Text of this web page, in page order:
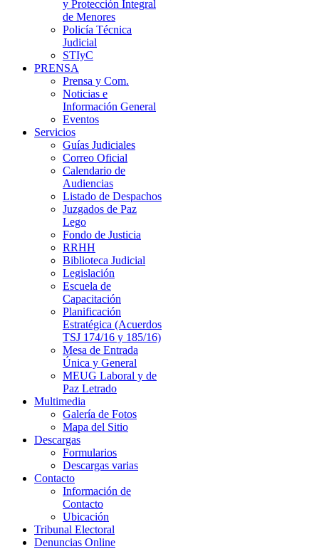
y Protección Integral
de Menores
Policía Técnica
Judicial
STIyC
PRENSA
Prensa y Com.
Noticias e
Información General
Eventos
Servicios
Guías Judiciales
Correo Oficial
Calendario de
Audiencias
Listado de Despachos
Juzgados de Paz
Lego
Fondo de Justicia
RRHH
Biblioteca Judicial
Legislación
Escuela de
Capacitación
Planificación
Estratégica (Acuerdos
TSJ 174/16 y 185/16)
Mesa de Entrada
Única y General
MEUG Laboral y de
Paz Letrado
Multimedia
Galería de Fotos
Mapa del Sitio
Descargas
Formularios
Descargas varias
Contacto
Información de
Contacto
Ubicación
Tribunal Electoral
Denuncias Online